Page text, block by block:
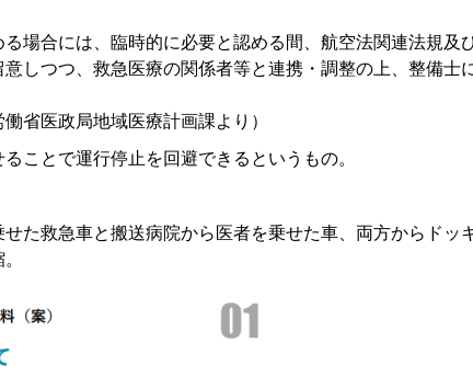
場合には、臨時的に必要と認める間、航空法関連法規及
しつつ、救急医療の関係者等と連携・調整の上、整備士
省医政局地域医療計画課より）
ことで運行停止を回避できるというもの。
た救急車と搬送病院から医者を乗せた車、両方からドッ